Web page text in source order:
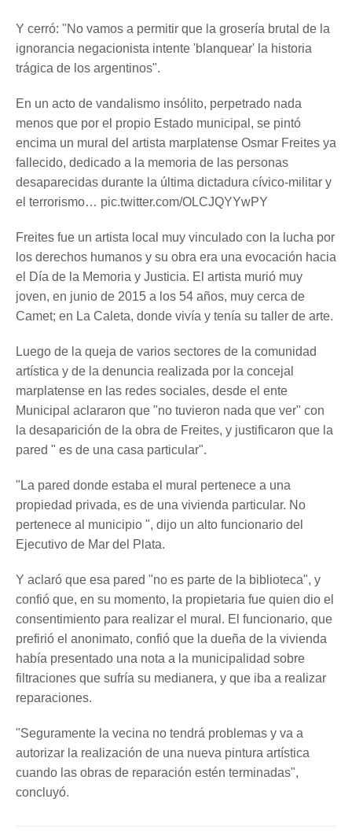
Y cerró: "No vamos a permitir que la grosería brutal de la
ignorancia negacionista intente 'blanquear' la historia
trágica de los argentinos".
En un acto de vandalismo insólito, perpetrado nada
menos que por el propio Estado municipal, se pintó
encima un mural del artista marplatense Osmar Freites ya
fallecido, dedicado a la memoria de las personas
desaparecidas durante la última dictadura cívico-militar y
el terrorismo… pic.twitter.com/OLCJQYYwPY
Freites fue un artista local muy vinculado con la lucha por
los derechos humanos y su obra era una evocación hacia
el Día de la Memoria y Justicia. El artista murió muy
joven, en junio de 2015 a los 54 años, muy cerca de
Camet; en La Caleta, donde vivía y tenía su taller de arte.
Luego de la queja de varios sectores de la comunidad
artística y de la denuncia realizada por la concejal
marplatense en las redes sociales, desde el ente
Municipal aclararon que "no tuvieron nada que ver" con
la desaparición de la obra de Freites, y justificaron que la
pared " es de una casa particular".
"La pared donde estaba el mural pertenece a una
propiedad privada, es de una vivienda particular. No
pertenece al municipio ", dijo un alto funcionario del
Ejecutivo de Mar del Plata.
Y aclaró que esa pared "no es parte de la biblioteca", y
confió que, en su momento, la propietaria fue quien dio el
consentimiento para realizar el mural. El funcionario, que
prefirió el anonimato, confió que la dueña de la vivienda
había presentado una nota a la municipalidad sobre
filtraciones que sufría su medianera, y que iba a realizar
reparaciones.
"Seguramente la vecina no tendrá problemas y va a
autorizar la realización de una nueva pintura artística
cuando las obras de reparación estén terminadas",
concluyó.